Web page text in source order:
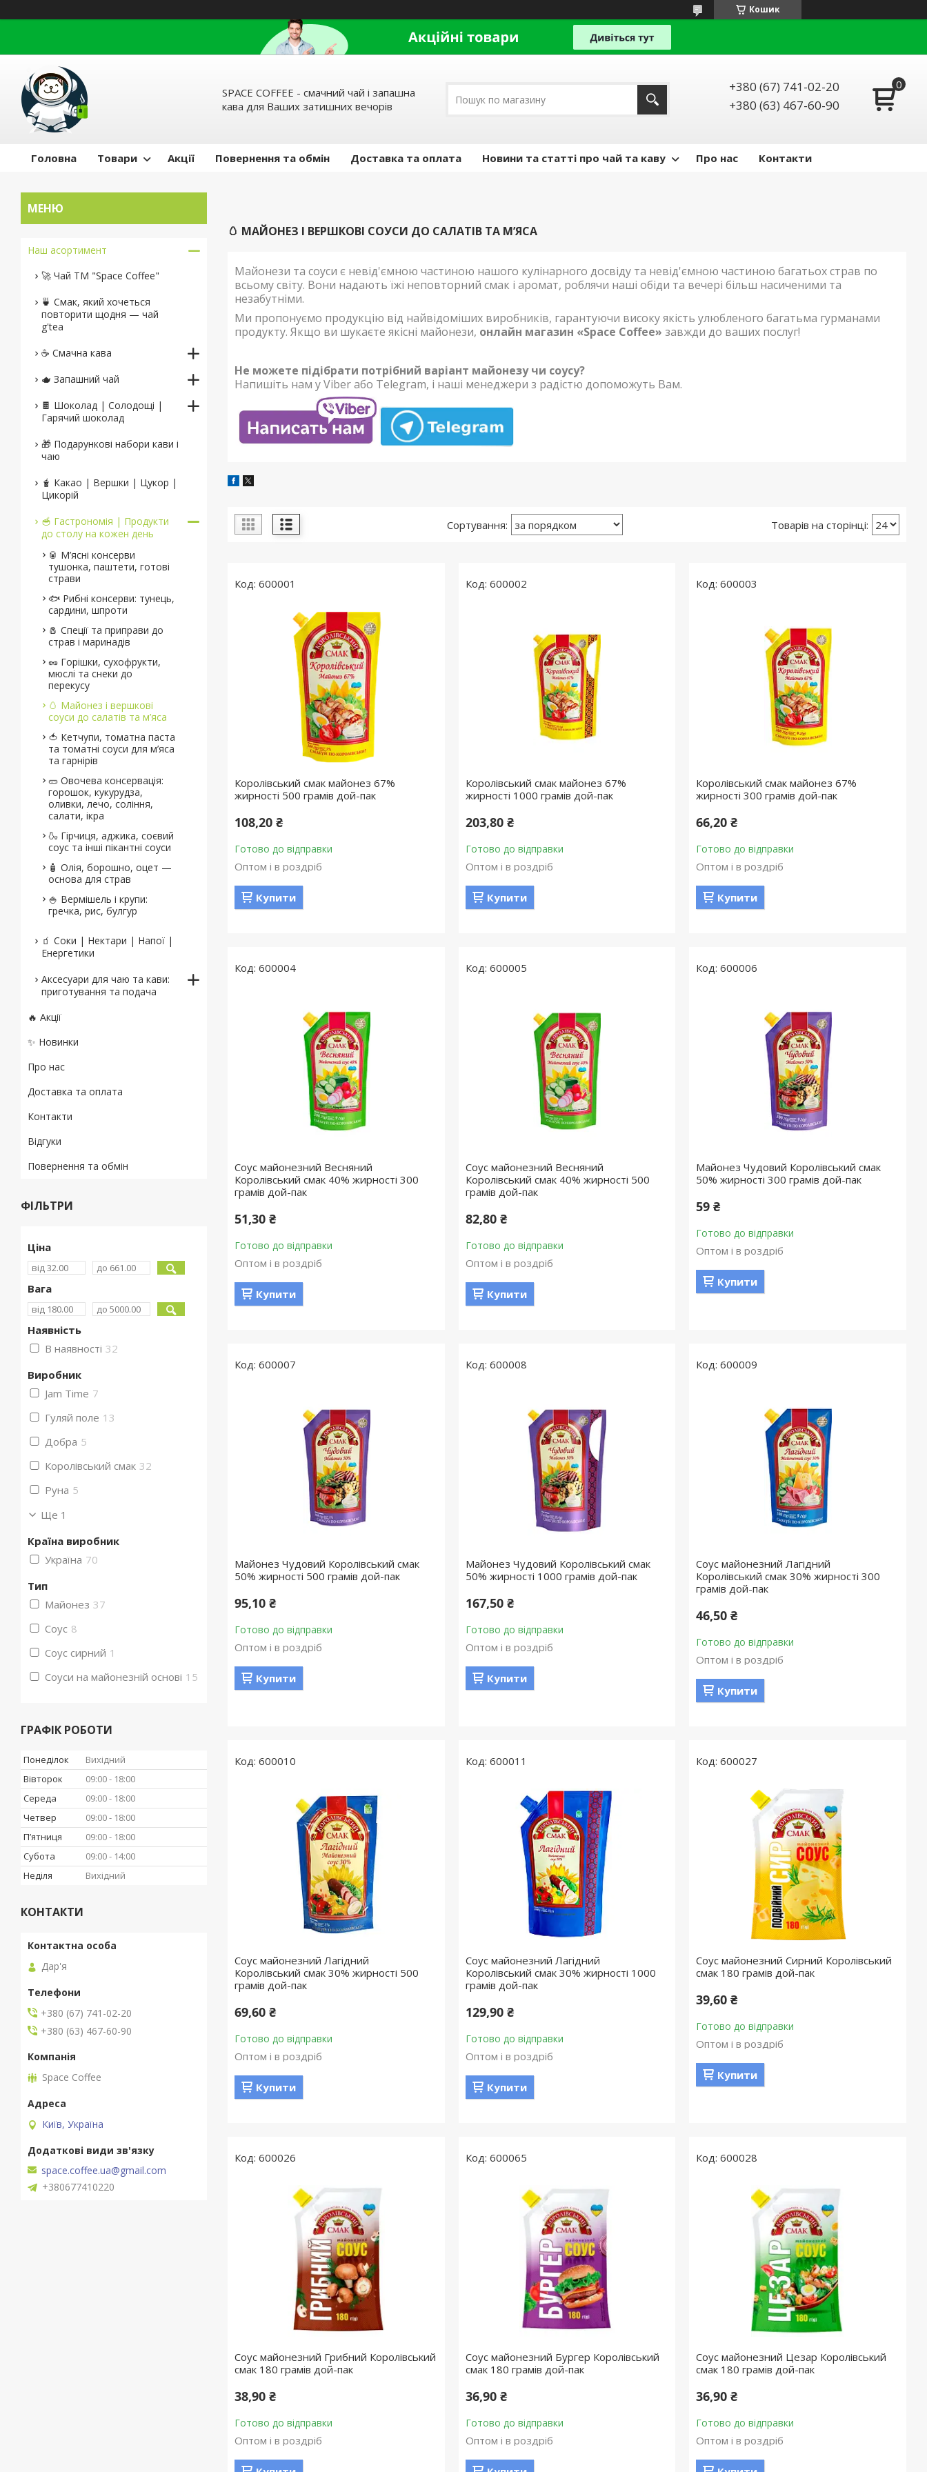
Кошик
SPACE COFFEE - смачний чай і запашна
кава для Ваших затишних вечорів
+380 (67) 741-02-20
+380 (63) 467-60-90
Головна Товари Акції Повернення та обмін Доставка та оплата Новини та статті про чай та каву Про нас Контакти
🥚 МАЙОНЕЗ І ВЕРШКОВІ СОУСИ ДО САЛАТІВ ТА М’ЯСА
Майонези та соуси є невід'ємною частиною нашого кулінарного досвіду та невід'ємною частиною багатьох страв по
всьому світу. Вони надають їжі неповторний смак і аромат, роблячи наші обіди та вечері більш насиченими та
незабутніми.
Ми пропонуємо продукцію від найвідоміших виробників, гарантуючи високу якість улюбленого багатьма гурманами
продукту. Якщо ви шукаєте якісні майонези, онлайн магазин «Space Coffee» завжди до ваших послуг!
Не можете підібрати потрібний варіант майонезу чи соусу?
Напишіть нам у Viber або Telegram, і наші менеджери з радістю допоможуть Вам.
600001
Королівський смак майонез 67%
жирності 500 грамів дой-пак
108,20 ₴
Готово до відправки
Оптом і в роздріб
Купити
600002
Королівський смак майонез 67%
жирності 1000 грамів дой-пак
203,80 ₴
Готово до відправки
Оптом і в роздріб
Купити
600003
Королівський смак майонез 67%
жирності 300 грамів дой-пак
66,20 ₴
Готово до відправки
Оптом і в роздріб
Купити
600004
Соус майонезний Весняний
Королівський смак 40% жирності 300
грамів дой-пак
51,30 ₴
Готово до відправки
Оптом і в роздріб
Купити
600005
Соус майонезний Весняний
Королівський смак 40% жирності 500
грамів дой-пак
82,80 ₴
Готово до відправки
Оптом і в роздріб
Купити
600006
Майонез Чудовий Королівський смак
50% жирності 300 грамів дой-пак
59 ₴
Готово до відправки
Оптом і в роздріб
Купити
600007
Майонез Чудовий Королівський смак
50% жирності 500 грамів дой-пак
95,10 ₴
Готово до відправки
Оптом і в роздріб
Купити
600008
Майонез Чудовий Королівський смак
50% жирності 1000 грамів дой-пак
167,50 ₴
Готово до відправки
Оптом і в роздріб
Купити
600009
Соус майонезний Лагідний
Королівський смак 30% жирності 300
грамів дой-пак
46,50 ₴
Готово до відправки
Оптом і в роздріб
Купити
600010
Соус майонезний Лагідний
Королівський смак 30% жирності 500
грамів дой-пак
69,60 ₴
Готово до відправки
Оптом і в роздріб
Купити
600011
Соус майонезний Лагідний
Королівський смак 30% жирності 1000
грамів дой-пак
129,90 ₴
Готово до відправки
Оптом і в роздріб
Купити
600027
Соус майонезний Сирний Королівський
смак 180 грамів дой-пак
39,60 ₴
Готово до відправки
Оптом і в роздріб
Купити
600026
Соус майонезний Грибний Королівський
смак 180 грамів дой-пак
38,90 ₴
Готово до відправки
Оптом і в роздріб
600065
Соус майонезний Бургер Королівський
смак 180 грамів дой-пак
36,90 ₴
Готово до відправки
Оптом і в роздріб
600028
Соус майонезний Цезар Королівський
смак 180 грамів дой-пак
36,90 ₴
Готово до відправки
Оптом і в роздріб
Наш асортимент
🚀 Чай ТМ "Space Coffee"
🍵 Смак, який хочеться
повторити щодня — чай
g'tea
☕️ Смачна кава
🫖 Запашний чай
🍫 Шоколад | Солодощі |
Гарячий шоколад
🎁 Подарункові набори кави і
чаю
🧋 Какао | Вершки | Цукор |
Цикорій
🥣 Гастрономія | Продукти
до столу на кожен день
🥫 М’ясні консерви
тушонка, паштети, готові
страви
🐟 Рибні консерви: тунець,
сардини, шпроти
🧂 Спеції та приправи до
страв і маринадів
🥜 Горішки, сухофрукти,
мюслі та снеки до
перекусу
🥚 Майонез і вершкові
соуси до салатів та м’яса
🍅 Кетчупи, томатна паста
та томатні соуси для м’яса
та гарнірів
🥒 Овочева консервація:
горошок, кукурудза,
оливки, лечо, соління,
салати, ікра
🍶 Гірчиця, аджика, соєвий
соус та інші пікантні соуси
🧴 Олія, борошно, оцет —
основа для страв
🍚 Вермішель і крупи:
гречка, рис, булгур
🧃 Соки | Нектари | Напої |
Енергетики
Аксесуари для чаю та кави:
приготування та подача
🔥 Акції
✨ Новинки
Про нас
Доставка та оплата
Контакти
Відгуки
Повернення та обмін
ФІЛЬТРИ
Ціна
Вага
Наявність
В наявності 32
Виробник
Jam Time 7
Гуляй поле 13
Добра 5
Королівський смак 32
Руна 5
Ще 1
Країна виробник
Україна 70
Тип
Майонез 37
Соус 8
Соус сирний 1
Соуси на майонезній основі 15
ГРАФІК РОБОТИ
Понеділок
Вихідний
Вівторок
09:00
18:00
Середа
09:00
18:00
Четвер
09:00
18:00
Пʼятниця
09:00
18:00
Субота
09:00
14:00
Неділя
Вихідний
КОНТАКТИ
Дар'я
+380 (67) 741-02-20
+380 (63) 467-60-90
Space Coffee
Київ, Україна
space.coffee.ua@gmail.com
+380677410220